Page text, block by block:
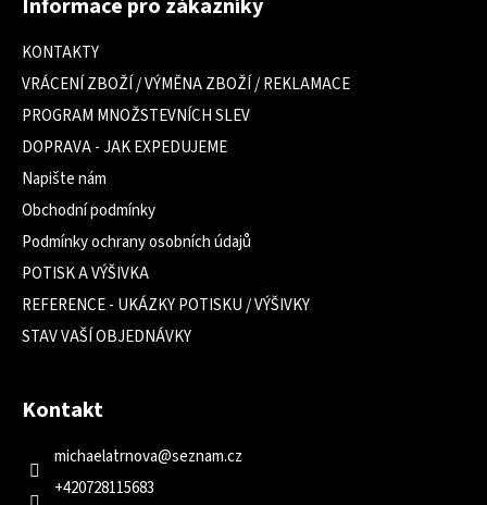
KONTAKTY
VRÁCENÍ ZBOŽÍ / VÝMĚNA ZBOŽÍ / REKLAMACE
PROGRAM MNOŽSTEVNÍCH SLEV
DOPRAVA - JAK EXPEDUJEME
Napište nám
Obchodní podmínky
Podmínky ochrany osobních údajů
POTISK A VÝŠIVKA
REFERENCE - UKÁZKY POTISKU / VÝŠIVKY
STAV VAŠÍ OBJEDNÁVKY
Kontakt
michaelatrnova@seznam.cz
+420728115683